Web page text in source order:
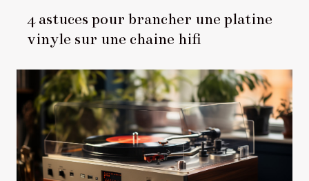
4 astuces pour brancher une platine
vinyle sur une chaine hifi